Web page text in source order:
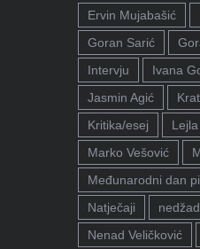
Ervin Mujabašić
Goran Sarić
Intervju
Ivana
Jasmin Agić
Kritika/esej
Marko Vešović
Međunarodni dan
Natječaji
Nenad Veličković